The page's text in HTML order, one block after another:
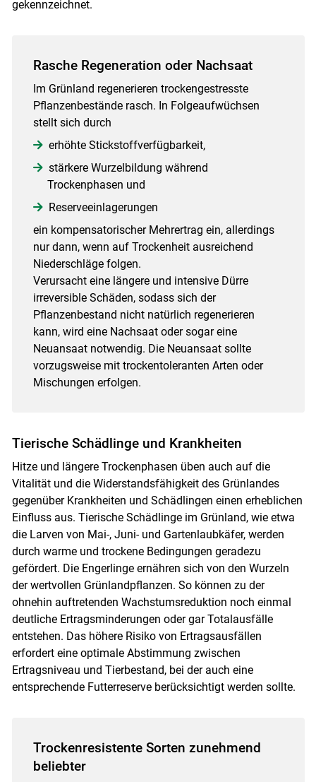
gekennzeichnet.
Rasche Regeneration oder Nachsaat
Im Grünland regenerieren trockengestresste
Pflanzenbestände rasch. In Folgeaufwüchsen
stellt sich durch
erhöhte Stickstoffverfügbarkeit,
stärkere Wurzelbildung während
Trockenphasen und
Reserveeinlagerungen
ein kompensatorischer Mehrertrag ein, allerdings
nur dann, wenn auf Trockenheit ausreichend
Niederschläge folgen.
Verursacht eine längere und intensive Dürre
irreversible Schäden, sodass sich der
Pflanzenbestand nicht natürlich regenerieren
kann, wird eine Nachsaat oder sogar eine
Neuansaat notwendig. Die Neuansaat sollte
vorzugsweise mit trockentoleranten Arten oder
Mischungen erfolgen.
Tierische Schädlinge und Krankheiten
Hitze und längere Trockenphasen üben auch auf die
Vitalität und die Widerstandsfähigkeit des Grünlandes
gegenüber Krankheiten und Schädlingen einen erheblichen
Einfluss aus. Tierische Schädlinge im Grünland, wie etwa
die Larven von Mai-, Juni- und Gartenlaubkäfer, werden
durch warme und trockene Bedingungen geradezu
gefördert. Die Engerlinge ernähren sich von den Wurzeln
der wertvollen Grünlandpflanzen. So können zu der
ohnehin auftretenden Wachstumsreduktion noch einmal
deutliche Ertragsminderungen oder gar Totalausfälle
entstehen. Das höhere Risiko von Ertragsausfällen
erfordert eine optimale Abstimmung zwischen
Ertragsniveau und Tierbestand, bei der auch eine
entsprechende Futterreserve berücksichtigt werden sollte.
Trockenresistente Sorten zunehmend
beliebter